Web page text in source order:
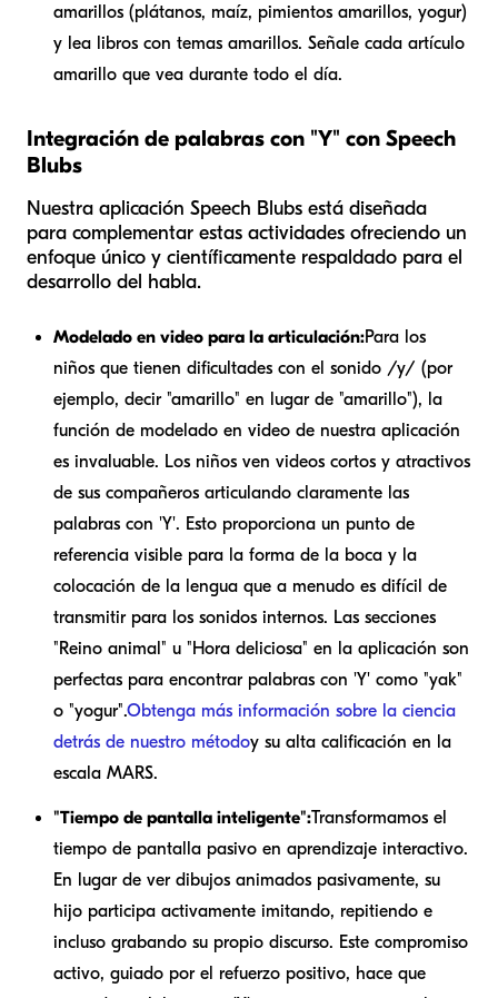
amarillos (plátanos, maíz, pimientos amarillos, yogur)
y lea libros con temas amarillos. Señale cada artículo
amarillo que vea durante todo el día.
Integración de palabras con "Y" con Speech
Blubs
Nuestra aplicación Speech Blubs está diseñada
para complementar estas actividades ofreciendo un
enfoque único y científicamente respaldado para el
desarrollo del habla.
Modelado en video para la articulación:Para los
niños que tienen dificultades con el sonido /y/ (por
ejemplo, decir "amarillo" en lugar de "amarillo"), la
función de modelado en video de nuestra aplicación
es invaluable. Los niños ven videos cortos y atractivos
de sus compañeros articulando claramente las
palabras con 'Y'. Esto proporciona un punto de
referencia visible para la forma de la boca y la
colocación de la lengua que a menudo es difícil de
transmitir para los sonidos internos. Las secciones
"Reino animal" u "Hora deliciosa" en la aplicación son
perfectas para encontrar palabras con 'Y' como "yak"
o "yogur".Obtenga más información sobre la ciencia
detrás de nuestro métodoy su alta calificación en la
escala MARS.
"Tiempo de pantalla inteligente":Transformamos el
tiempo de pantalla pasivo en aprendizaje interactivo.
En lugar de ver dibujos animados pasivamente, su
hijo participa activamente imitando, repitiendo e
incluso grabando su propio discurso. Este compromiso
activo, guiado por el refuerzo positivo, hace que